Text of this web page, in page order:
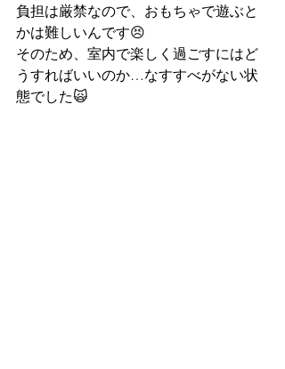
負担は厳禁なので、おもちゃで遊ぶと
かは難しいんです😣
そのため、室内で楽しく過ごすにはど
うすればいいのか…なすすべがない状
態でした🙀